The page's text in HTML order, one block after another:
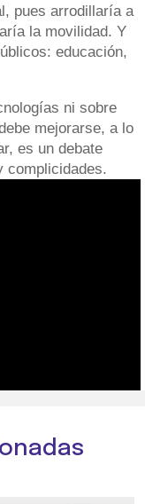
pues arrodillaría a
la movilidad. Y
educación,
ni sobre
mejorarse, a lo
es un debate
complicidades.